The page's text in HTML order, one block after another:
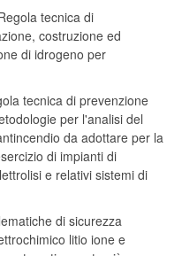
tecnica di
costruzione ed
di idrogeno per
tecnica di prevenzione
per l'analisi del
da adottare per la
di impianti di
e relativi sistemi di
di sicurezza
litio ione e